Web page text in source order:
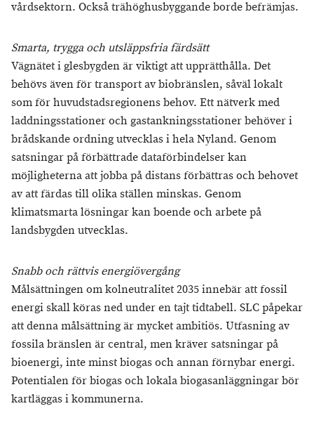
vårdsektorn. Också trähöghusbyggande borde befrämjas.
Smarta, trygga och utsläppsfria färdsätt
Vägnätet i glesbygden är viktigt att upprätthålla. Det
behövs även för transport av biobränslen, såväl lokalt
som för huvudstadsregionens behov. Ett nätverk med
laddningsstationer och gastankningsstationer behöver i
brådskande ordning utvecklas i hela Nyland. Genom
satsningar på förbättrade dataförbindelser kan
möjligheterna att jobba på distans förbättras och behovet
av att färdas till olika ställen minskas. Genom
klimatsmarta lösningar kan boende och arbete på
landsbygden utvecklas.
Snabb och rättvis energiövergång
Målsättningen om kolneutralitet 2035 innebär att fossil
energi skall köras ned under en tajt tidtabell. SLC påpekar
att denna målsättning är mycket ambitiös. Utfasning av
fossila bränslen är central, men kräver satsningar på
bioenergi, inte minst biogas och annan förnybar energi.
Potentialen för biogas och lokala biogasanläggningar bör
kartläggas i kommunerna.